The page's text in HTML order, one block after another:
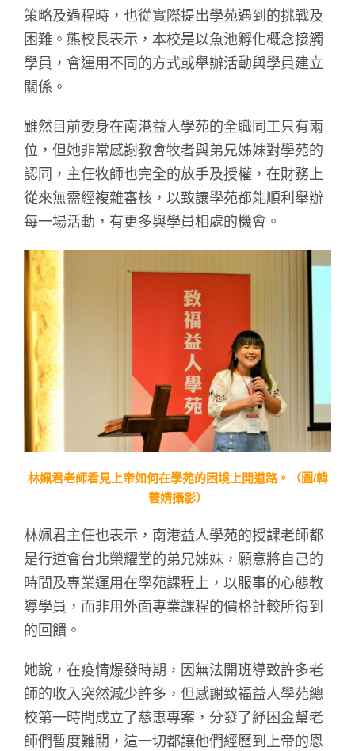
策略及過程時，也從實際提出學苑遇到的挑戰及
困難。熊校長表示，本校是以魚池孵化概念接觸
學員，會運用不同的方式或舉辦活動與學員建立
關係。
雖然目前委身在南港益人學苑的全職同工只有兩
位，但她非常感謝教會牧者與弟兄姊妹對學苑的
認同，主任牧師也完全的放手及授權，在財務上
從來無需經複雜審核，以致讓學苑都能順利舉辦
每一場活動，有更多與學員相處的機會。
林姵君老師看見上帝如何在學苑的困境上開道路。（圖/韓
蕓婧攝影）
林姵君主任也表示，南港益人學苑的授課老師都
是行道會台北榮耀堂的弟兄姊妹，願意將自己的
時間及專業運用在學苑課程上，以服事的心態教
導學員，而非用外面專業課程的價格計較所得到
的回饋。
她說，在疫情爆發時期，因無法開班導致許多老
師的收入突然減少許多，但感謝致福益人學苑總
校第一時間成立了慈惠專案，分發了紓困金幫老
師們暫度難關，這一切都讓他們經歷到上帝的恩